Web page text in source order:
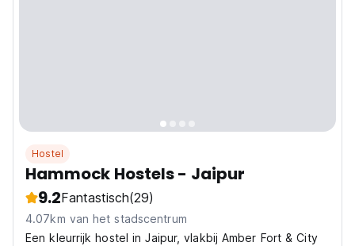
Hostel
Hammock Hostels - Jaipur
9.2Fantastisch(29)
4.07km van het stadscentrum
Een kleurrijk hostel in Jaipur, vlakbij Amber Fort & City